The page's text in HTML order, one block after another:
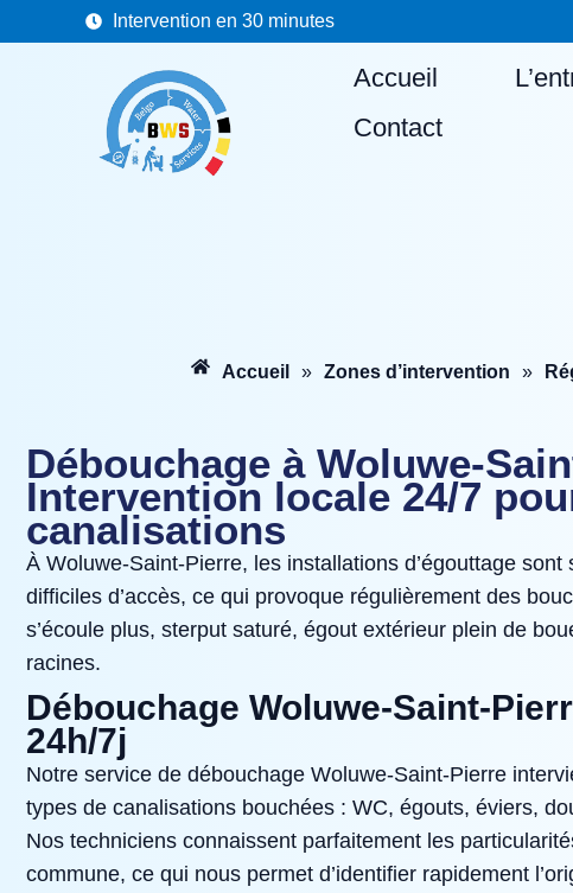
au
Intervention en 30 minutes
Accueil
Contact
Accueil » Zones d’intervention »
Débouchage à
Intervention locale 24/7
canalisations
À Woluwe‑Saint‑Pierre, les installations d’égouttage
difficiles d’accès, ce qui provoque régulièrement des
s’écoule plus, sterput saturé, égout extérieur plein de
racines.
Débouchage
24h/7j
Notre service de débouchage Woluwe‑Saint‑Pierre
types de canalisations bouchées : WC, égouts, éviers,
Nos techniciens connaissent parfaitement les
commune, ce qui nous permet d’identifier rapidement